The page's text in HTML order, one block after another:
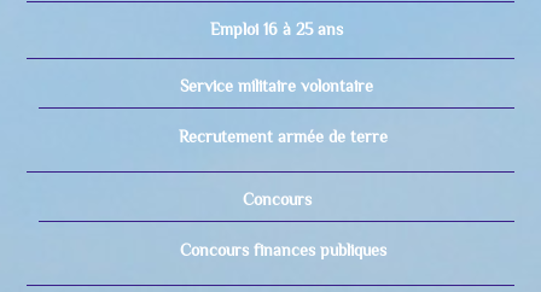
Emploi 16 à 25 ans
Service militaire volontaire
Recrutement armée de terre
Concours
Concours finances publiques